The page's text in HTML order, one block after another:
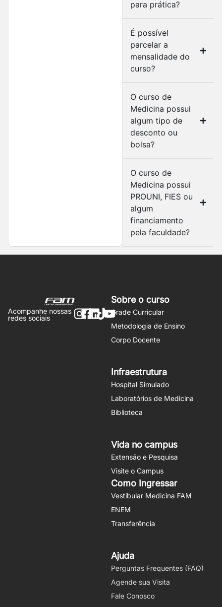
para prática?
É possível
parcelar a
mensalidade do
curso?
O curso de
Medicina possui
algum tipo de
desconto ou
bolsa?
O curso de
Medicina possui
PROUNI, FIES ou
algum
financiamento
pela faculdade?
Acompanhe nossas
redes sociais
Sobre o curso
Grade Curricular
Metodologia de Ensino
Corpo Docente
Infraestrutura
Hospital Simulado
Laboratórios de Medicina
Biblioteca
Vida no campus
Extensão e Pesquisa
Visite o Campus
Como Ingressar
Vestibular Medicina FAM
ENEM
Transferência
Ajuda
Perguntas Frequentes (FAQ)
Agende sua Visita
Fale Conosco